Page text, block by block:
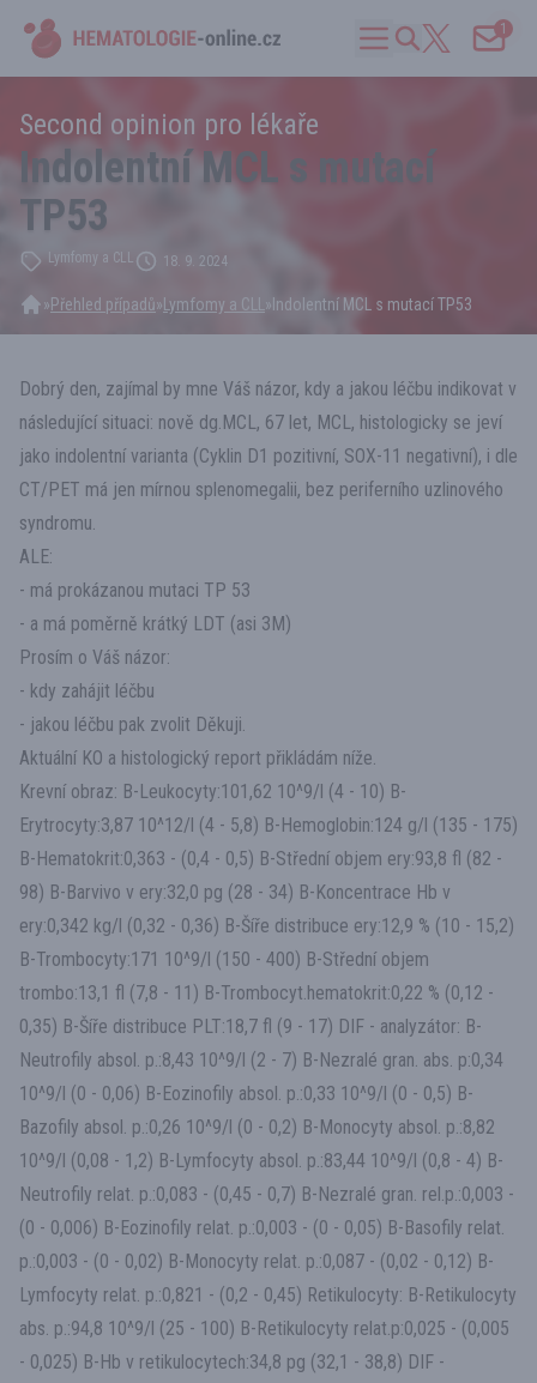
1
Second opinion pro lékaře
Indolentní MCL s mutací
TP53
Lymfomy a CLL 18. 9. 2024
»Přehled případů» Lymfomy a CLL » Indolentní MCL s mutací TP53
Dobrý den, zajímal by mne Váš názor, kdy a jakou léčbu indikovat v
následující situaci: nově dg.MCL, 67 let, MCL, histologicky se jeví
jako indolentní varianta (Cyklin D1 pozitivní, SOX-11 negativní), i dle
CT/PET má jen mírnou splenomegalii, bez periferního uzlinového
syndromu.
ALE:
- má prokázanou mutaci TP 53
- a má poměrně krátký LDT (asi 3M)
Prosím o Váš názor:
- kdy zahájit léčbu
- jakou léčbu pak zvolit Děkuji.
Aktuální KO a histologický report přikládám níže.
Krevní obraz: B-Leukocyty:101,62 10^9/l (4 - 10) B-
Erytrocyty:3,87 10^12/l (4 - 5,8) B-Hemoglobin:124 g/l (135 - 175)
B-Hematokrit:0,363 - (0,4 - 0,5) B-Střední objem ery:93,8 fl (82 -
98) B-Barvivo v ery:32,0 pg (28 - 34) B-Koncentrace Hb v
ery:0,342 kg/l (0,32 - 0,36) B-Šíře distribuce ery:12,9 % (10 - 15,2)
B-Trombocyty:171 10^9/l (150 - 400) B-Střední objem
trombo:13,1 fl (7,8 - 11) B-Trombocyt.hematokrit:0,22 % (0,12 -
0,35) B-Šíře distribuce PLT:18,7 fl (9 - 17) DIF - analyzátor: B-
Neutrofily absol. p.:8,43 10^9/l (2 - 7) B-Nezralé gran. abs. p:0,34
10^9/l (0 - 0,06) B-Eozinofily absol. p.:0,33 10^9/l (0 - 0,5) B-
Bazofily absol. p.:0,26 10^9/l (0 - 0,2) B-Monocyty absol. p.:8,82
10^9/l (0,08 - 1,2) B-Lymfocyty absol. p.:83,44 10^9/l (0,8 - 4) B-
Neutrofily relat. p.:0,083 - (0,45 - 0,7) B-Nezralé gran. rel.p.:0,003 -
(0 - 0,006) B-Eozinofily relat. p.:0,003 - (0 - 0,05) B-Basofily relat.
p.:0,003 - (0 - 0,02) B-Monocyty relat. p.:0,087 - (0,02 - 0,12) B-
Lymfocyty relat. p.:0,821 - (0,2 - 0,45) Retikulocyty: B-Retikulocyty
abs. p.:94,8 10^9/l (25 - 100) B-Retikulocyty relat.p:0,025 - (0,005
- 0,025) B-Hb v retikulocytech:34,8 pg (32,1 - 38,8) DIF -